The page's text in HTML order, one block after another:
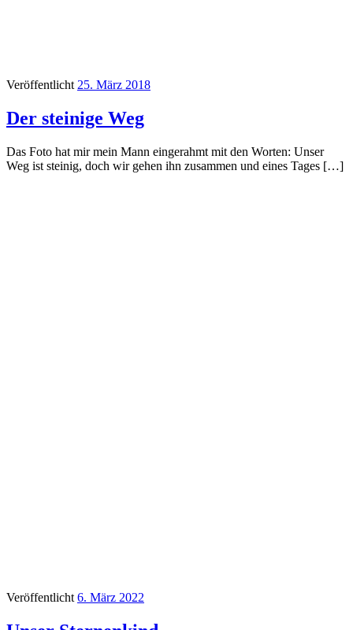
Veröffentlicht 25. März 2018
Der steinige Weg
Das Foto hat mir mein Mann eingerahmt mit den Worten: Unser
Weg ist steinig, doch wir gehen ihn zusammen und eines Tages […]
Veröffentlicht 6. März 2022